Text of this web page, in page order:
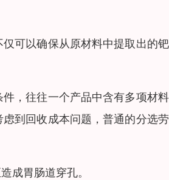
可以确保从原材料中提取出的
，往往一个产品中含有多项材
到回收成本问题，普通的分选
成胃肠道穿孔。